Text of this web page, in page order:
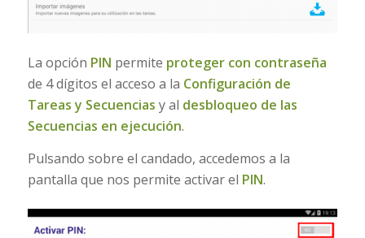
La opción PIN permite proteger con contraseña
de 4 dígitos el acceso a la Configuración de
Tareas y Secuencias y al desbloqueo de las
Secuencias en ejecución.
Pulsando sobre el candado, accedemos a la
pantalla que nos permite activar el PIN.